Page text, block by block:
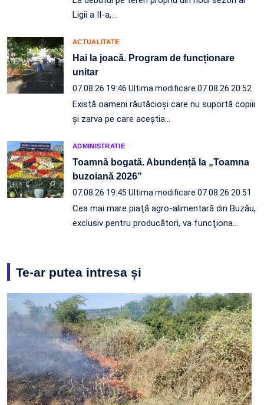
Ligii a II-a,…
ACTUALITATE
Hai la joacă. Program de funcționare
unitar
07.08.26 19:46 Ultima modificare 07.08.26 20:52
Există oameni răutăcioși care nu suportă copiii
și zarva pe care aceștia…
ADMINISTRATIE
Toamnă bogată. Abundență la „Toamna
buzoiană 2026”
07.08.26 19:45 Ultima modificare 07.08.26 20:51
Cea mai mare piaţă agro-alimentară din Buzău,
exclusiv pentru producători, va funcţiona…
Te-ar putea intresa și